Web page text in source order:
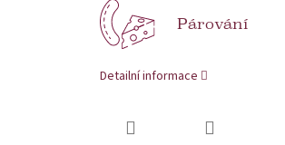
Párování
Detailní informace